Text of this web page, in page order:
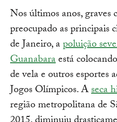
Nos últimos anos, graves
preocupado as principais
de Janeiro, apoluição
Guanabaraestá
de vela e outros esportes
Jogos Olímpicos. Aseca
região metropolitana de